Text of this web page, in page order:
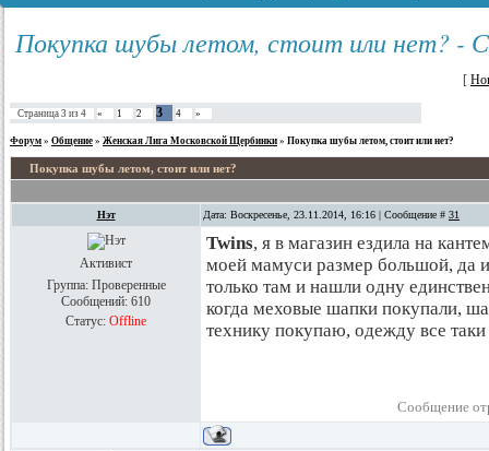
Покупка шубы летом, стоит или нет? -
[
Страница 3 из 4 « 1 2 3 4 »
Форум » Общение » Женская Лига Московской Щербинки » Покупка шубы летом, стоит или нет?
Покупка шубы летом, стоит или нет?
Нэт Дата: Воскресенье, 23.11.2014, 16:16 | Сообщение # 31
Активист
Группа: Проверенные
Сообщений: 610
Статус: Offline
Twins, я в магазин ездила на
моей мамуси размер большой, да
только там и нашли одну
когда меховые шапки покупали,
технику покупаю, одежду все
Сообщение